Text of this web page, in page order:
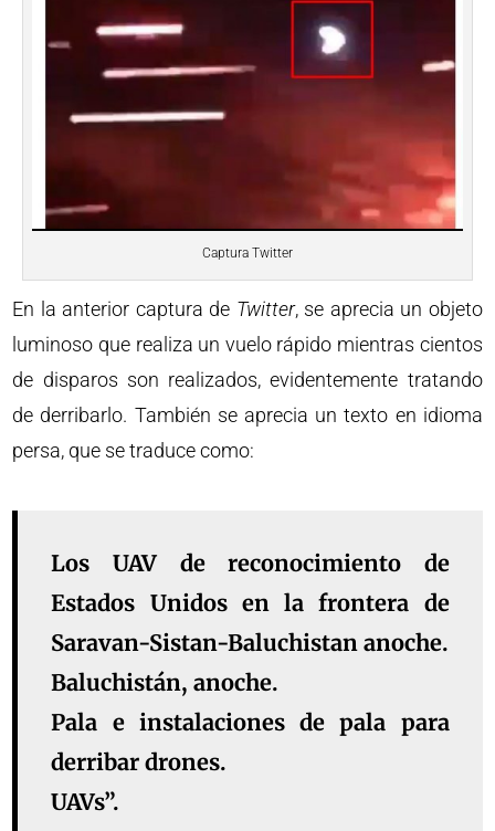
Captura Twitter
En la anterior captura de Twitter, se aprecia un objeto
luminoso que realiza un vuelo rápido mientras cientos
de disparos son realizados, evidentemente tratando
de derribarlo. También se aprecia un texto en idioma
persa, que se traduce como:
Los UAV de reconocimiento de
Estados Unidos en la frontera de
Saravan-Sistan-Baluchistan anoche.
Baluchistán, anoche.
Pala e instalaciones de pala para
derribar drones.
UAVs”.